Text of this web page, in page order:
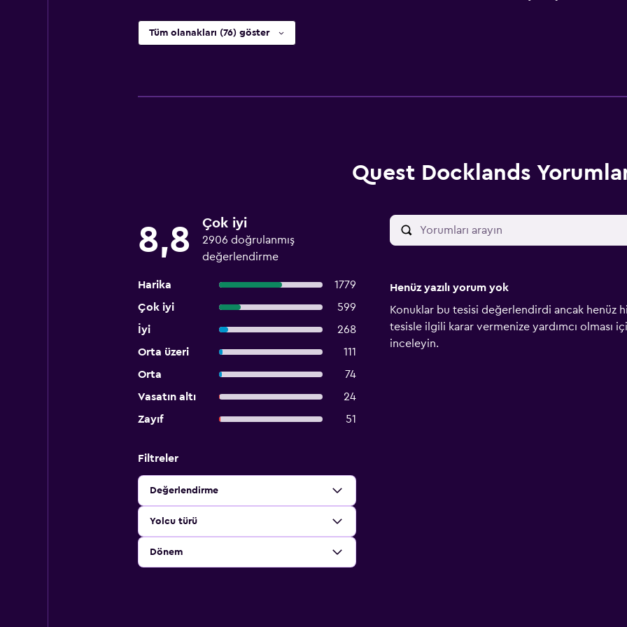
Tüm olanakları (76) göster
Quest Docklands
8,8 Çok iyi
2906 doğrulanmış
değerlendirme
Harika
1779
Çok iyi
599
İyi
268
Orta üzeri
111
Orta
74
Vasatın altı
24
Zayıf
51
Filtreler
Değerlendirme
Yolcu türü
Dönem
Henüz yazılı yorum yok
Konuklar bu tesisi değerlendirdi ancak henüz
tesisle ilgili karar vermenize yardımcı olması
inceleyin.